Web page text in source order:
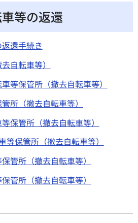
等の返還
還手続き
自転車等）
等保管所（撤去自転車等）
所（撤去自転車等）
保管所（撤去自転車等）
等保管所（撤去自転車等）
管所（撤去自転車等）
管所（撤去自転車等）